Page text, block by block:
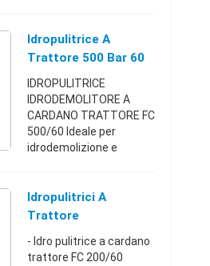
contemporanea.A
richiesta possono
...
Idropulitrice A
Trattore 500 Bar 60
Litri Minuto
IDROPULITRICE
IDRODEMOLITORE A
CARDANO TRATTORE FC
500/60 Ideale per
idrodemolizione e
contemporanea. - Giri
Presa di forza Cardano
motor ...
Idropulitrici A
Trattore
- Idro pulitrice a cardano
trattore FC 200/60